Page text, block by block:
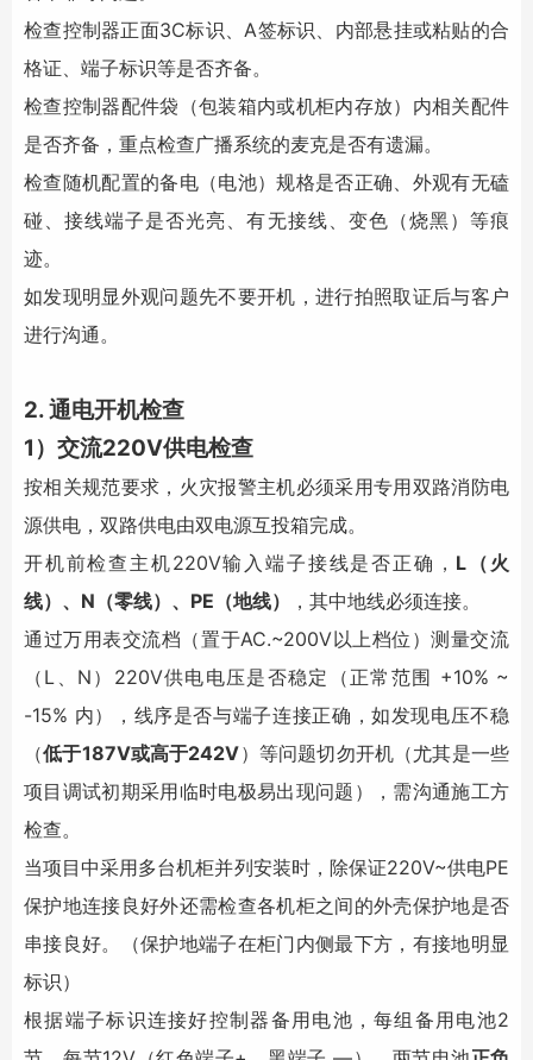
检查控制器正面3C标识、A签标识、内部悬挂或粘贴的合
格证、端子标识等是否齐备。
检查控制器配件袋（包装箱内或机柜内存放）内相关配件
是否齐备，重点检查广播系统的麦克是否有遗漏。
检查随机配置的备电（电池）规格是否正确、外观有无磕
碰、接线端子是否光亮、有无接线、变色（烧黑）等痕
迹。
如发现明显外观问题先不要开机，进行拍照取证后与客户
进行沟通。
2. 通电开机检查
1）交流220V供电检查
按相关规范要求，火灾报警主机必须采用专用双路消防电
源供电，双路供电由双电源互投箱完成。
开机前检查主机220V输入端子接线是否正确， L（火
线）、N（零线）、PE（地线）
，其中地线必须连接。
通过万用表交流档（置于AC.~200V以上档位）测量交流
（L、N）220V供电电压是否稳定（正常范围 +10% ~
-15% 内），线序是否与端子连接正确，如发现电压不稳
（低于187V或高于242V）等问题切勿开机（尤其是一些
项目调试初期采用临时电极易出现问题），需沟通施工方
检查。
当项目中采用多台机柜并列安装时，除保证220V~供电PE
保护地连接良好外还需检查各机柜之间的外壳保护地是否
串接良好。（保护地端子在柜门内侧最下方，有接地明显
标识）
根据端子标识连接好控制器备用电池，每组备用电池2